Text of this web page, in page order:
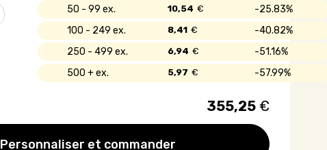
Personnaliser et commander
50 - 99 25.83%
10,54 €
100 - 249 40.82%
8,41 €
250 - 499 51.16%
6,94 €
500 + 57.99%
5,97 €
355,25 €